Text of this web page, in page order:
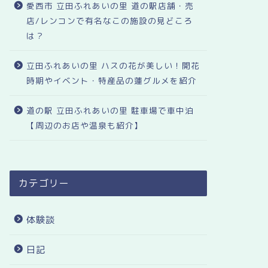
愛西市 立田ふれあいの里 道の駅店舗・売
店/レンコンで有名なこの施設の見どころ
は？
立田ふれあいの里 ハスの花が美しい！開花
時期やイベント・特産品の蓮グルメを紹介
道の駅 立田ふれあいの里 駐車場で車中泊
【周辺のお店や温泉も紹介】
カテゴリー
体験談
日記